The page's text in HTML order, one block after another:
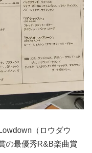
（ロウダウ
の最優秀R&B楽曲賞